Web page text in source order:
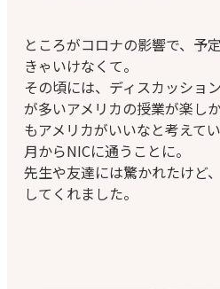
ところがコロナの影響で、予
きゃいけなくて。
その頃には、ディスカッショ
が多いアメリカの授業が楽し
もアメリカがいいなと考えて
月からNICに通うことに。
先生や友達には驚かれたけど
してくれました。